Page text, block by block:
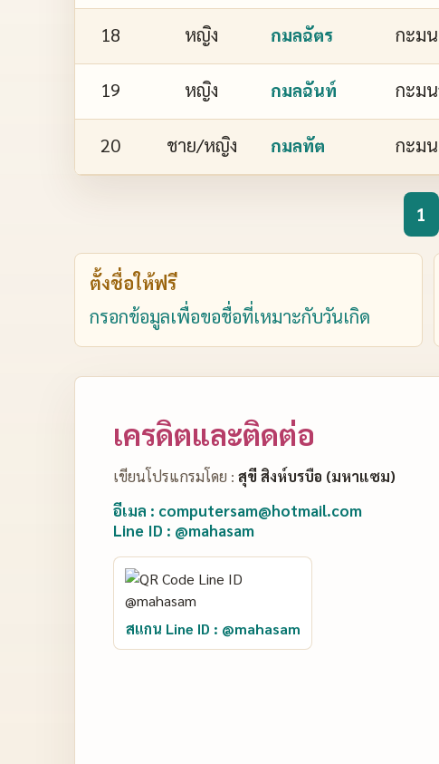
18 หญิง กมลฉัตร กะม
19 หญิง กมลฉันท์ กะม
20 ชาย/หญิง กมลทัต กะม
1
ตั้งชื่อให้ฟรี
กรอกข้อมูลเพื่อขอชื่อที่เหมาะกับวันเกิด
เครดิตและติดต่อ
เขียนโปรแกรมโดย : สุขี สิงห์บรบือ (มหาแซม)
อีเมล : computersam@hotmail.com
Line ID : @mahasam
สแกน Line ID : @mahasam